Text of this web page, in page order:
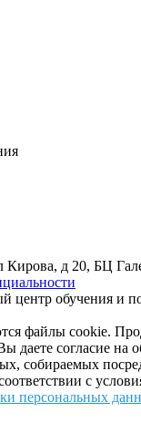
Кирова, д 20, БЦ
центр обучения и
файлы cookie.
даете согласие на
собираемых
с
персональных